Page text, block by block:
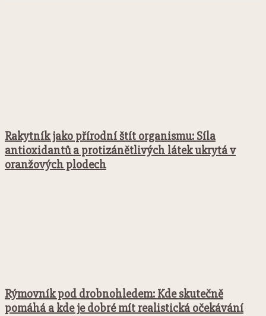
Rakytník jako přírodní štít organismu: Síla
antioxidantů a protizánětlivých látek ukrytá v
oranžových plodech
Rýmovník pod drobnohledem: Kde skutečně
pomáhá a kde je dobré mít realistická očekávání